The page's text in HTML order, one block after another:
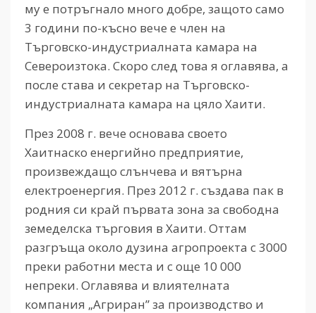
му е потръгнало много добре, защото само
3 години по-късно вече е член на
Търговско-индустриалната камара на
Североизтока. Скоро след това я оглавява, а
после става и секретар на Търговско-
индустриалната камара на цяло Хаити.
През 2008 г. вече основава своето
Хаитнаско енергийно предприятие,
произвеждащо слънчева и вятърна
електроенергия. През 2012 г. създава пак в
родния си край първата зона за свободна
земеделска търговия в Хаити. Оттам
разгръща около дузина агропроекта с 3000
преки работни места и с още 10 000
непреки. Оглавява и влиятелната
компания „Агриран” за производство и